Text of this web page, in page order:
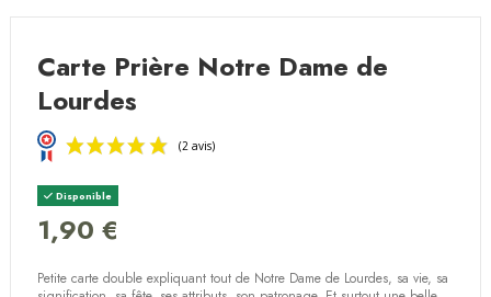
Carte Prière Notre Dame de
Lourdes
(2 avis)
Disponible
1,90 €
Petite carte double expliquant tout de Notre Dame de Lourdes, sa vie, sa